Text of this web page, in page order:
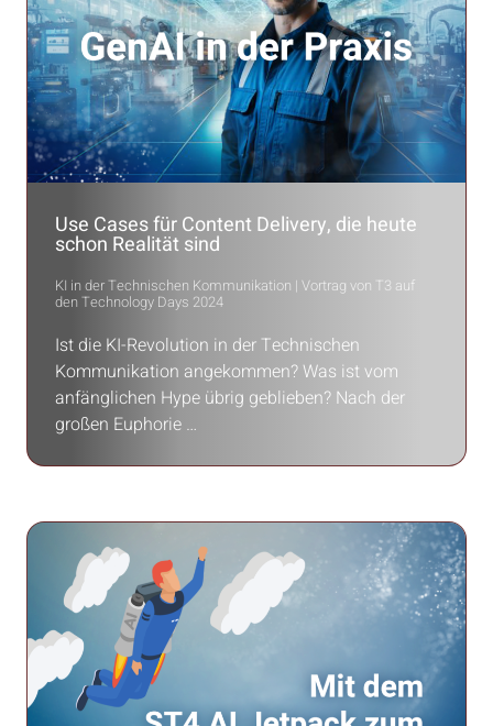
Use Cases für Content Delivery, die heute
schon Realität sind
KI in der Technischen Kommunikation | Vortrag von T3 auf
den Technology Days 2024
Ist die KI-Revolution in der Technischen
Kommunikation angekommen? Was ist vom
anfänglichen Hype übrig geblieben? Nach der
großen Euphorie …